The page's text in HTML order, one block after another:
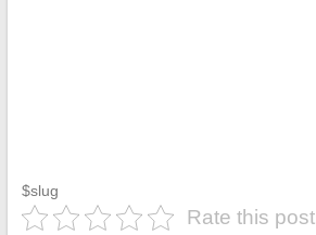
$slug
Rate this post